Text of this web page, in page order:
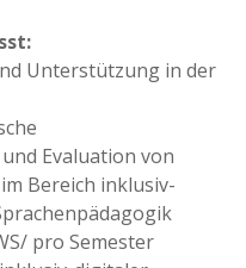
Unterstützung in der
Evaluation von
Bereich inklusiv-
pro Semester